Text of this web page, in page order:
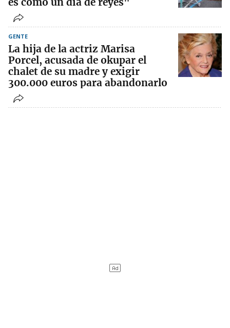
GENTE
La hija de la actriz Marisa
Porcel, acusada de okupar el
chalet de su madre y exigir
300.000 euros para abandonarlo